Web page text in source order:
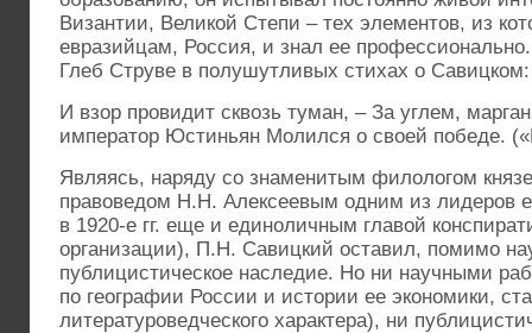
Византии, Великой Степи – тех элементов, из
евразийцам, Россия, и знал ее
Глеб Струве в полушутливых стихах о Савицком:
И взор провидит сквозь туман, – За углем,
император Юстиньян Молился о своей победе.
Являясь, наряду со знаменитым филологом
правоведом Н.Н. Алексеевым одним из лидеров
в 1920-е гг. еще и единоличным главой
организации), П.Н. Савицкий оставил, помимо
публицистическое наследие. Но ни научными
по географии России и истории ее экономики,
литературоведческого характера), ни